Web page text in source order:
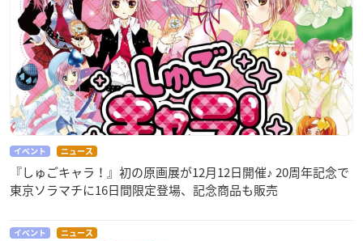
イベント ニュース
『しゅごキャラ！』初の原画展が12月12日開催♪ 20周年記念で
東京ソラマチに16日間限定登場、記念商品も販売
イベント ニュース